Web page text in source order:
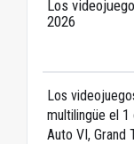
Los
2026
Los
multilingüe el
Auto VI, Grand